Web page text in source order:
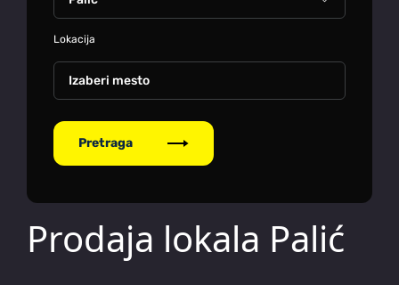
Lokacija
Izaberi mesto
Pretraga
Prodaja lokala Palić